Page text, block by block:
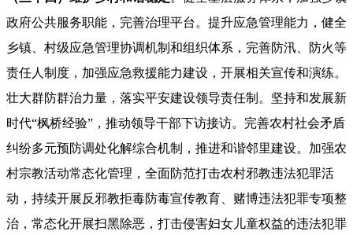
政府公共服务职能，完善治理平台。提升应急管理能力，健全
乡镇、村级应急管理协调机制和组织体系，完善防汛、防火等
责任人制度，加强应急救援能力建设，开展相关宣传和演练。
壮大群防群治力量，落实平安建设领导责任制。坚持和发展新
时代“枫桥经验”，推动领导干部下访接访。完善农村社会矛盾
纠纷多元预防调处化解综合机制，推进和谐邻里建设。加强农
村宗教活动常态化管理，全面防范打击农村邪教违法犯罪活
动，持续开展反邪教拒毒防毒宣传教育、赌博违法犯罪专项整
治，常态化开展扫黑除恶，打击侵害妇女儿童权益的违法犯罪